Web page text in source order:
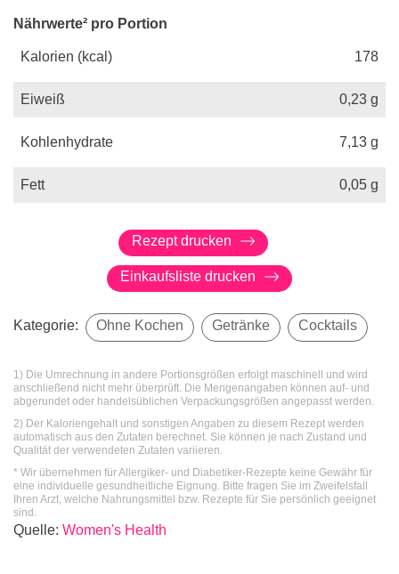
Nährwerte² pro Portion
Kalorien (kcal) 178
Eiweiß 0,23 g
Kohlenhydrate 7,13 g
Fett 0,05 g
Rezept drucken
Einkaufsliste drucken
Kategorie: Ohne Kochen Getränke Cocktails
1) Die Umrechnung in andere Portionsgrößen erfolgt maschinell und wird
anschließend nicht mehr überprüft. Die Mengenangaben können auf- und
abgerundet oder handelsüblichen Verpackungsgrößen angepasst werden.
2) Der Kaloriengehalt und sonstigen Angaben zu diesem Rezept werden
automatisch aus den Zutaten berechnet. Sie können je nach Zustand und
Qualität der verwendeten Zutaten variieren.
* Wir übernehmen für Allergiker- und Diabetiker-Rezepte keine Gewähr für
eine individuelle gesundheitliche Eignung. Bitte fragen Sie im Zweifelsfall
Ihren Arzt, welche Nahrungsmittel bzw. Rezepte für Sie persönlich geeignet
sind.
Quelle: Women's Health